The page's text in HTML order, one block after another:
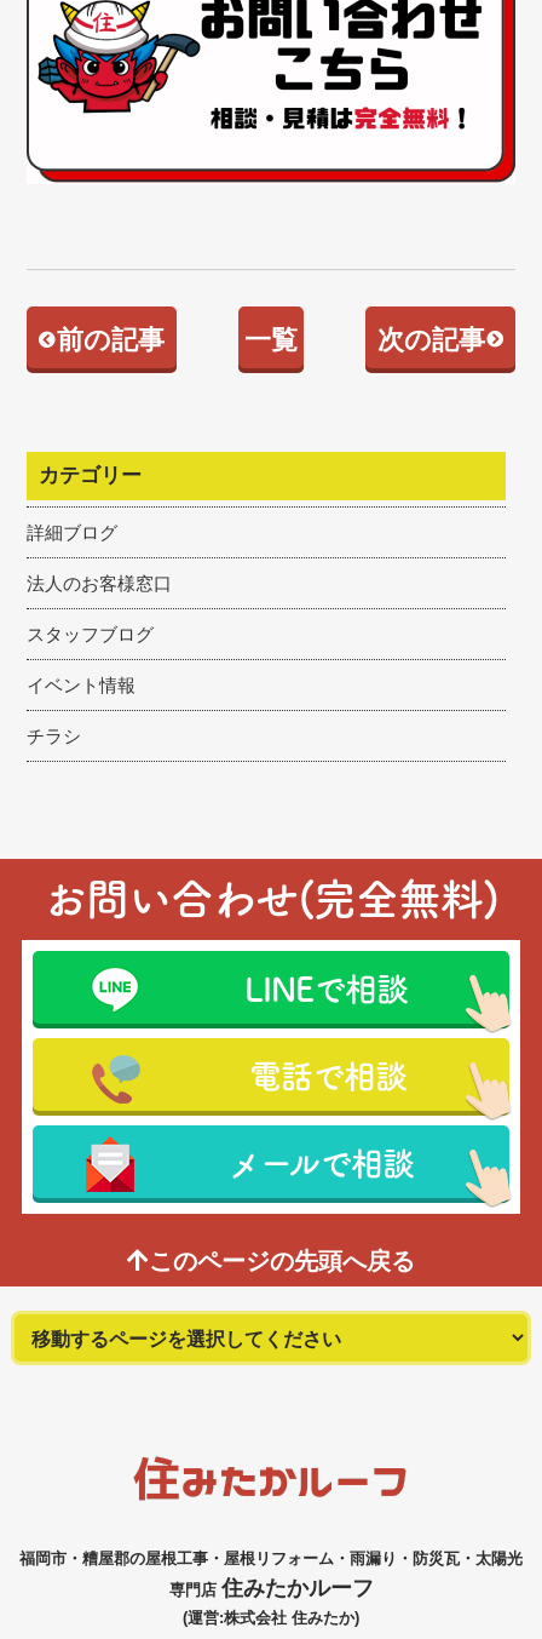
前の記事 一覧 次の記事
カテゴリー
詳細ブログ
法人のお客様窓口
スタッフブログ
イベント情報
チラシ
お問い合わせ(完全無料)
LINEで相談
電話で相談
メールで相談
このページの先頭へ戻る
福岡市・糟屋郡の屋根工事・屋根リフォーム・雨漏り・防災瓦・太陽光
専門店 住みたかルーフ
(運営:株式会社 住みたか)